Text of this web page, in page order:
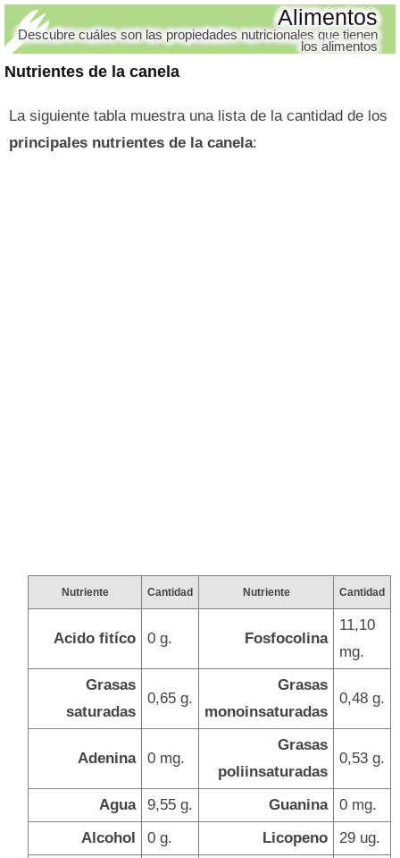
Nutrientes de la canela
Alimentos
Descubre cuáles son las propiedades nutricionales que tienen
los alimentos
La siguiente tabla muestra una lista de la cantidad de los
principales nutrientes de la canela:
Nutriente Cantidad Nutriente Cantidad
Acido fitíco 0 g. Fosfocolina
11,10
mg.
Grasas
saturadas
0,65 g.
Grasas
monoinsaturadas
0,48 g.
Adenina 0 mg.
Grasas
poliinsaturadas
0,53 g.
Agua 9,55 g. Guanina
0 mg.
Alcohol
0 g. Licopeno
29 ug.